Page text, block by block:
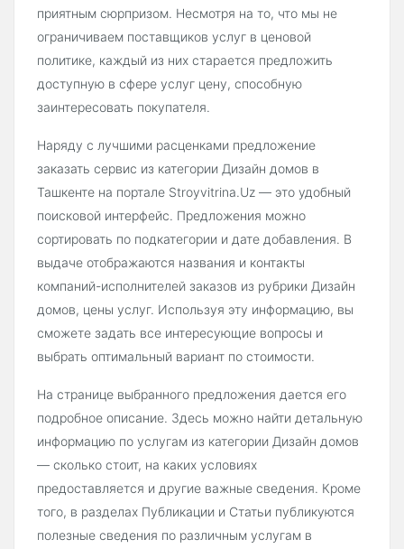
приятным сюрпризом. Несмотря на то, что мы не
ограничиваем поставщиков услуг в ценовой
политике, каждый из них старается предложить
доступную в сфере услуг цену, способную
заинтересовать покупателя.
Наряду с лучшими расценками предложение
заказать сервис из категории Дизайн домов в
Ташкенте на портале Stroyvitrina.Uz — это удобный
поисковой интерфейс. Предложения можно
сортировать по подкатегории и дате добавления. В
выдаче отображаются названия и контакты
компаний-исполнителей заказов из рубрики Дизайн
домов, цены услуг. Используя эту информацию, вы
сможете задать все интересующие вопросы и
выбрать оптимальный вариант по стоимости.
На странице выбранного предложения дается его
подробное описание. Здесь можно найти детальную
информацию по услугам из категории Дизайн домов
— сколько стоит, на каких условиях
предоставляется и другие важные сведения. Кроме
того, в разделах Публикации и Статьи публикуются
полезные сведения по различным услугам в